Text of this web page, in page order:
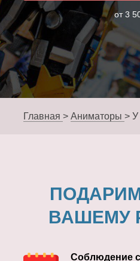
от 3
Главная > Аниматоры > У
ВАШЕМУ
Соблюдение